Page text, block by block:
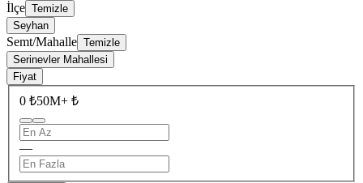
İlçe Temizle
Seyhan
Semt/Mahalle Temizle
Serinevler Mahallesi
Fiyat
0 ₺50M+ ₺
—